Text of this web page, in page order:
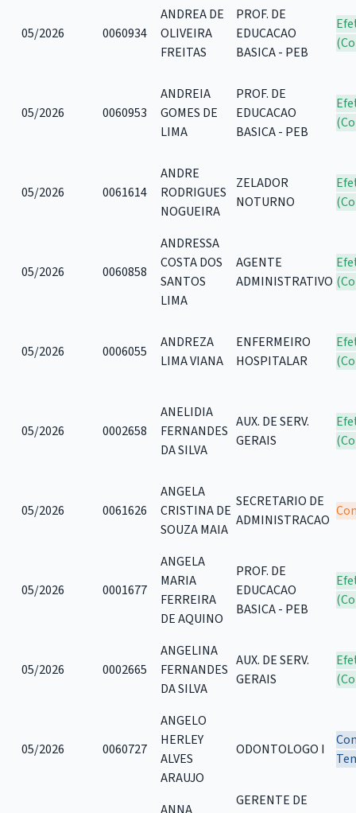
05/2026 0060934
ANDREA DE
OLIVEIRA
FREITAS
PROF. DE
EDUCACAO
BASICA - PEB
05/2026 0060953
ANDREIA
GOMES DE
LIMA
PROF. DE
EDUCACAO
BASICA - PEB
05/2026 0061614
ANDRE
RODRIGUES
NOGUEIRA
ZELADOR
NOTURNO
05/2026 0060858
ANDRESSA
COSTA DOS
SANTOS
LIMA
AGENTE
ADMINISTRATIVO
05/2026 0006055
ANDREZA
LIMA VIANA
ENFERMEIRO
HOSPITALAR
05/2026 0002658
ANELIDIA
FERNANDES
DA SILVA
AUX. DE SERV.
GERAIS
05/2026 0061626
ANGELA
CRISTINA DE
SOUZA MAIA
SECRETARIO DE
ADMINISTRACAO
05/2026 0001677
ANGELA
MARIA
FERREIRA
DE AQUINO
PROF. DE
EDUCACAO
BASICA - PEB
05/2026 0002665
ANGELINA
FERNANDES
DA SILVA
AUX. DE SERV.
GERAIS
05/2026 0060727
ANGELO
HERLEY
ALVES
ARAUJO
ODONTOLOGO I
GERENTE DE